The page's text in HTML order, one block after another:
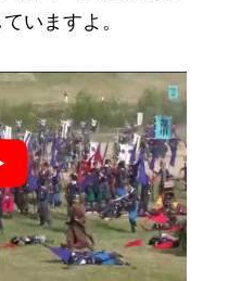
いますよ。